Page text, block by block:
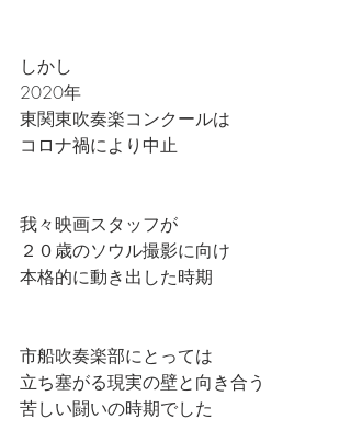
しかし
2020年
東関東吹奏楽コンクールは
コロナ禍により中止
我々映画スタッフが
２０歳のソウル撮影に向け
本格的に動き出した時期
市船吹奏楽部にとっては
立ち塞がる現実の壁と向き合う
苦しい闘いの時期でした